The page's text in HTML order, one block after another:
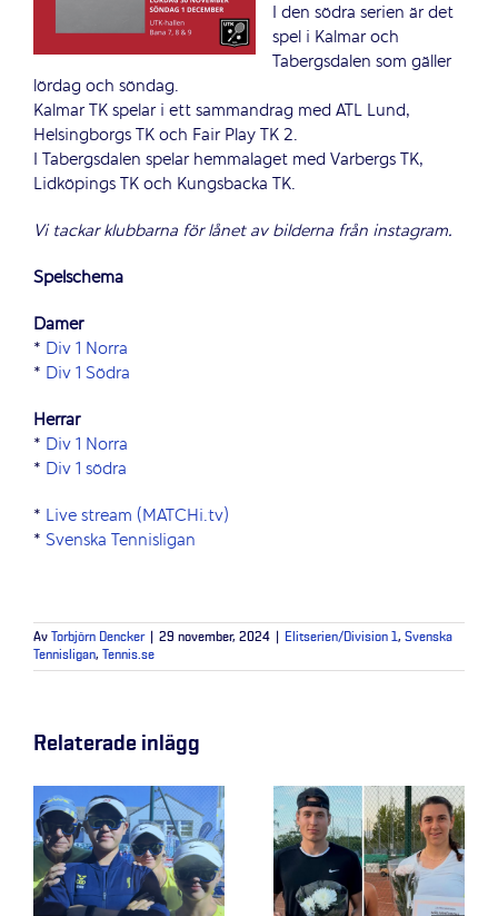
I den södra serien är det
spel i Kalmar och
Tabergsdalen som gäller
lördag och söndag.
Kalmar TK spelar i ett sammandrag med ATL Lund,
Helsingborgs TK och Fair Play TK 2.
I Tabergsdalen spelar hemmalaget med Varbergs TK,
Lidköpings TK och Kungsbacka TK.
Vi tackar klubbarna för lånet av bilderna från instagram.
Spelschema
Damer
* Div 1 Norra
* Div 1 Södra
Herrar
* Div 1 Norra
* Div 1 södra
* Live stream (MATCHi.tv)
* Svenska Tennisligan
Av Torbjörn Dencker 29 november, 2024 Elitserien/Division 1, Svenska
Tennisligan, Tennis.se
Relaterade inlägg